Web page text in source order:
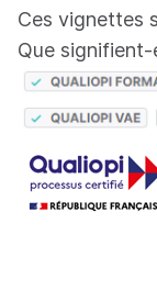
Ces vignettes
Que signifient-